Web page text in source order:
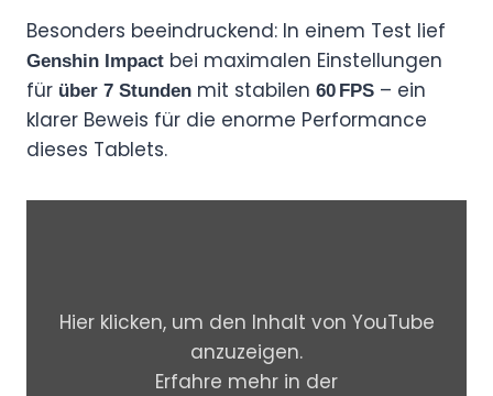
Besonders beeindruckend: In einem Test lief
Genshin Impact bei maximalen Einstellungen
für über 7 Stunden mit stabilen 60 FPS – ein
klarer Beweis für die enorme Performance
dieses Tablets.
)
小
Hier klicken, um den Inhalt von YouTube
anzuzeigen.
Erfahre mehr in der